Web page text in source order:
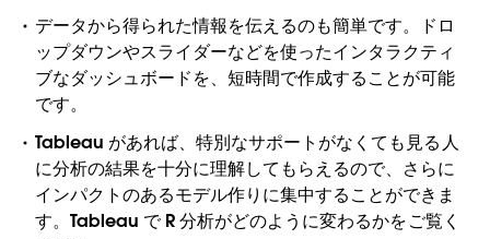
データから得られた情報を伝えるのも簡単です。ドロ
ップダウンやスライダーなどを使ったインタラクティ
ブなダッシュボードを、短時間で作成することが可能
です。
Tableau があれば、特別なサポートがなくても見る人
に分析の結果を十分に理解してもらえるので、さらに
インパクトのあるモデル作りに集中することができま
す。Tableau で R 分析がどのように変わるかをご覧く